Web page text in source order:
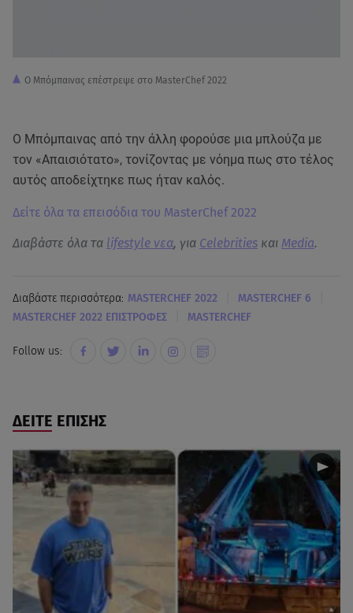
Ο Μπόμπαινας επέστρεψε στο MasterChef 2022
Ο Μπόμπαινας από την άλλη φορούσε μια μπλούζα με
τον «Απαισιότατο», τονίζοντας με νόημα πως στο τέλος
αυτός αποδείχτηκε πως ήταν καλός.
Δείτε όλα τα επεισόδια του MasterChef 2022
Διαβάστε όλα τα lifestyle νεα, για Celebrities και Media.
Διαβάστε περισσότερα: MASTERCHEF 2022 MASTERCHEF 6
MASTERCHEF 2022 ΕΠΙΣΤΡΟΦΕΣ MASTERCHEF
Follow us:
ΔΕΙΤΕ ΕΠΙΣΗΣ